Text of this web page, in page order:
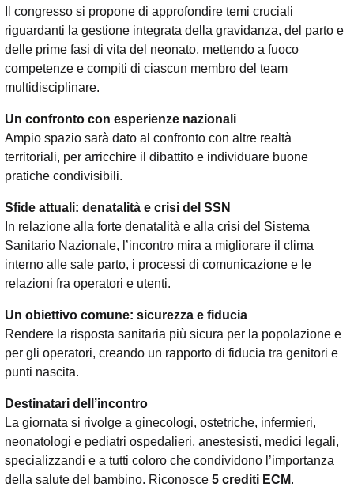
Il congresso si propone di approfondire temi cruciali
riguardanti la gestione integrata della gravidanza, del parto e
delle prime fasi di vita del neonato, mettendo a fuoco
competenze e compiti di ciascun membro del team
multidisciplinare.
Un confronto con esperienze nazionali
Ampio spazio sarà dato al confronto con altre realtà
territoriali, per arricchire il dibattito e individuare buone
pratiche condivisibili.
Sfide attuali: denatalità e crisi del SSN
In relazione alla forte denatalità e alla crisi del Sistema
Sanitario Nazionale, l’incontro mira a migliorare il clima
interno alle sale parto, i processi di comunicazione e le
relazioni fra operatori e utenti.
Un obiettivo comune: sicurezza e fiducia
Rendere la risposta sanitaria più sicura per la popolazione e
per gli operatori, creando un rapporto di fiducia tra genitori e
punti nascita.
Destinatari dell’incontro
La giornata si rivolge a ginecologi, ostetriche, infermieri,
neonatologi e pediatri ospedalieri, anestesisti, medici legali,
specializzandi e a tutti coloro che condividono l’importanza
della salute del bambino. Riconosce 5 crediti ECM.